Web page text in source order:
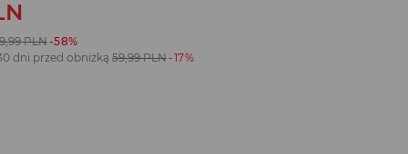
PLN-58%
dni przed obniżką 59,99 PLN-17%